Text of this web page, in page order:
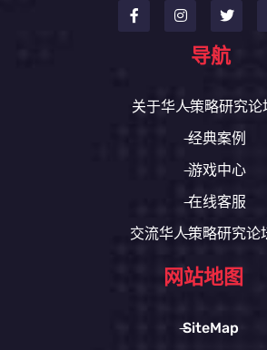
导航
关于华人策略研究
经典案例
游戏中心
在线客服
交流华人策略研究论
网站地图
SiteMap